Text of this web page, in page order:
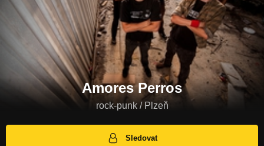
Amores Perros
rock-punk / Plzeň
Sledovat